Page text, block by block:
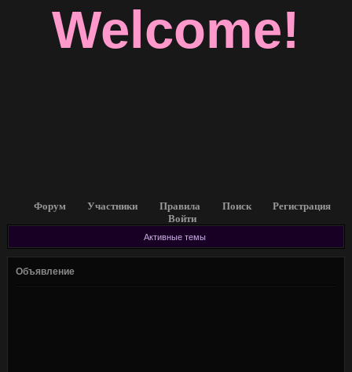
Welcome!
Форум Участники Правила Поиск
Регистрация
Войти
Активные темы
Объявление